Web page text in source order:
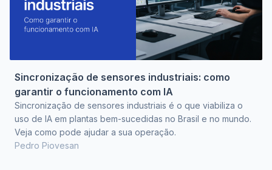
Sincronização de sensores industriais: como
garantir o funcionamento com IA
Sincronização de sensores industriais é o que viabiliza o
uso de IA em plantas bem-sucedidas no Brasil e no mundo.
Veja como pode ajudar a sua operação.
Pedro Piovesan